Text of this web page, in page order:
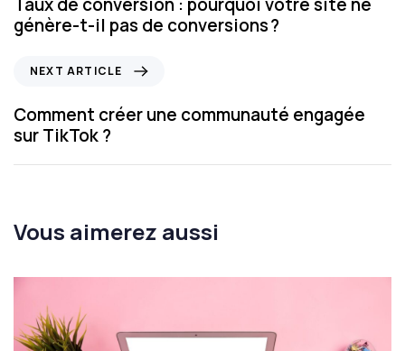
génère-t-il pas de conversions ?
NEXT ARTICLE
Comment créer une communauté engagée
sur TikTok ?
Vous aimerez aussi